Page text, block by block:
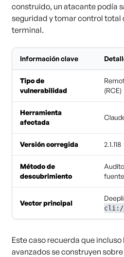
construido, un atacante podía
seguridad y tomar control total
terminal.
Información clave
Tipo de
vulnerabilidad
(RCE)
Herramienta
afectada
Versión corregida 2.1.118
Método de
descubrimiento
fuente
Vector principal
Este caso recuerda que
avanzados se construyen